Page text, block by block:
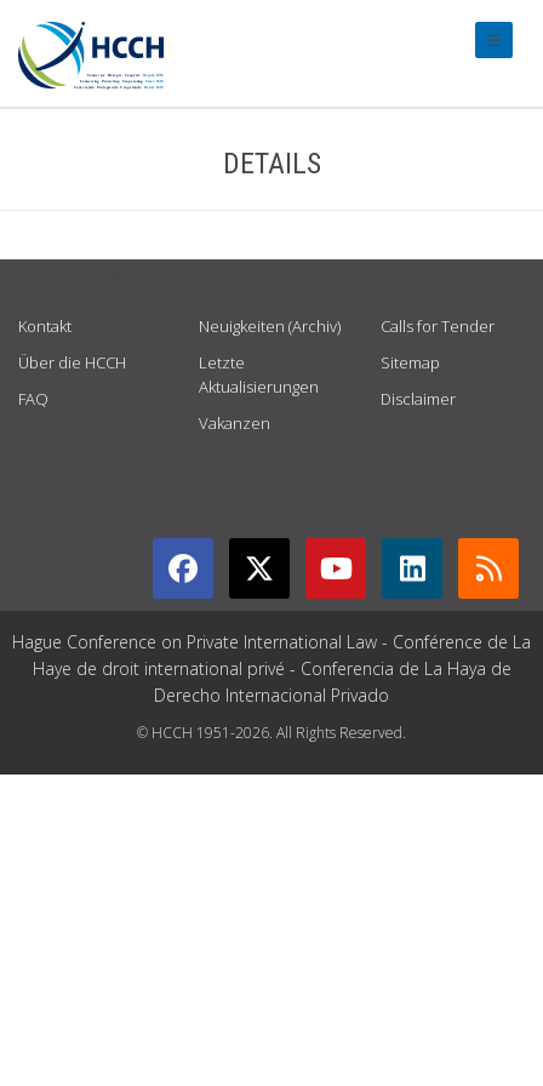
DETAILS
Kontakt
Über die HCCH
FAQ
Neuigkeiten (Archiv)
Letzte
Aktualisierungen
Vakanzen
Calls for Tender
Sitemap
Disclaimer
Hague Conference on Private International Law - Conférence de La
Haye de droit international privé - Conferencia de La Haya de
Derecho Internacional Privado
© HCCH 1951-2026. All Rights Reserved.